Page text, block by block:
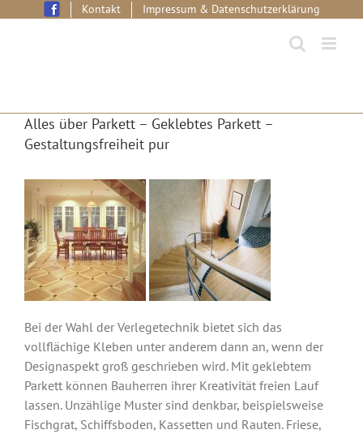
Kontakt Impressum & Datenschutzerklärung
Alles über Parkett – Geklebtes Parkett –
Gestaltungsfreiheit pur
Bei der Wahl der Verlegetechnik bietet sich das
vollflächige Kleben unter anderem dann an, wenn der
Designaspekt groß geschrieben wird. Mit geklebtem
Parkett können Bauherren ihrer Kreativität freien Lauf
lassen. Unzählige Muster sind denkbar, beispielsweise
Fischgrat, Schiffsboden, Kassetten und Rauten. Friese,